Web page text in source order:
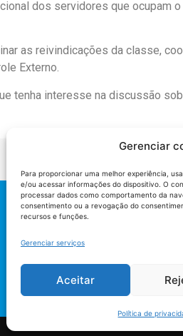
Gerenciar
Para proporcionar uma melhor experiência,
e/ou acessar informações do dispositivo. O
processar dados como comportamento da
consentimento ou a revogação do
recursos e funções.
Gerenciar serviços
Aceitar
Política de
dos servidores que ocupam
as reivindicações da classe,
Externo.
tenha interesse na discussão